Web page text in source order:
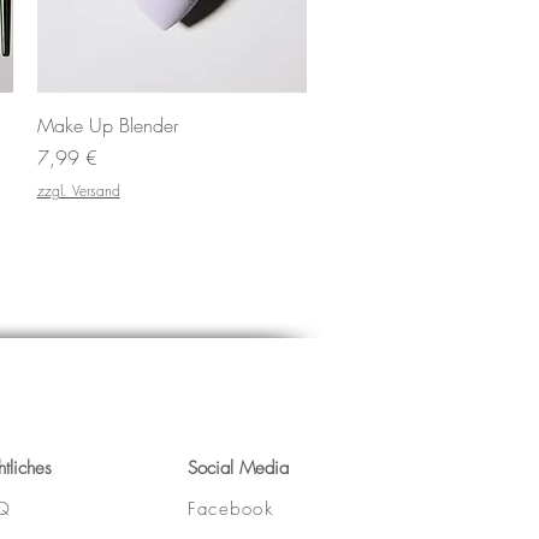
Schnellansicht
Make Up Blender
Preis
7,99 €
zzgl. Versand
Social Media
Facebook